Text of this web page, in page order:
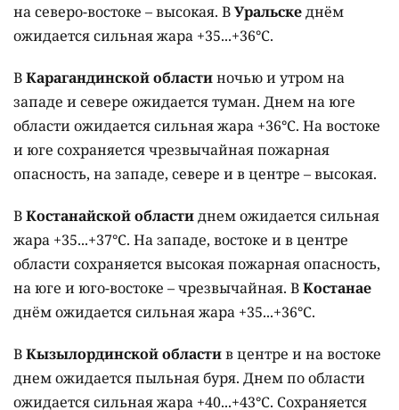
на северо-востоке – высокая. ВУральскеднём
ожидается сильная жара +35...+36°C.
ВКарагандинской областиночью и утром на
западе и севере ожидается туман. Днем на юге
области ожидается сильная жара +36°C. На востоке
и юге сохраняется чрезвычайная пожарная
опасность, на западе, севере и в центре – высокая.
ВКостанайской областиднем ожидается сильная
жара +35...+37°C. На западе, востоке и в центре
области сохраняется высокая пожарная опасность,
на юге и юго-востоке – чрезвычайная. ВКостанае
днём ожидается сильная жара +35...+36°C.
ВКызылординской областив центре и на востоке
днем ожидается пыльная буря. Днем по области
ожидается сильная жара +40...+43°C. Сохраняется